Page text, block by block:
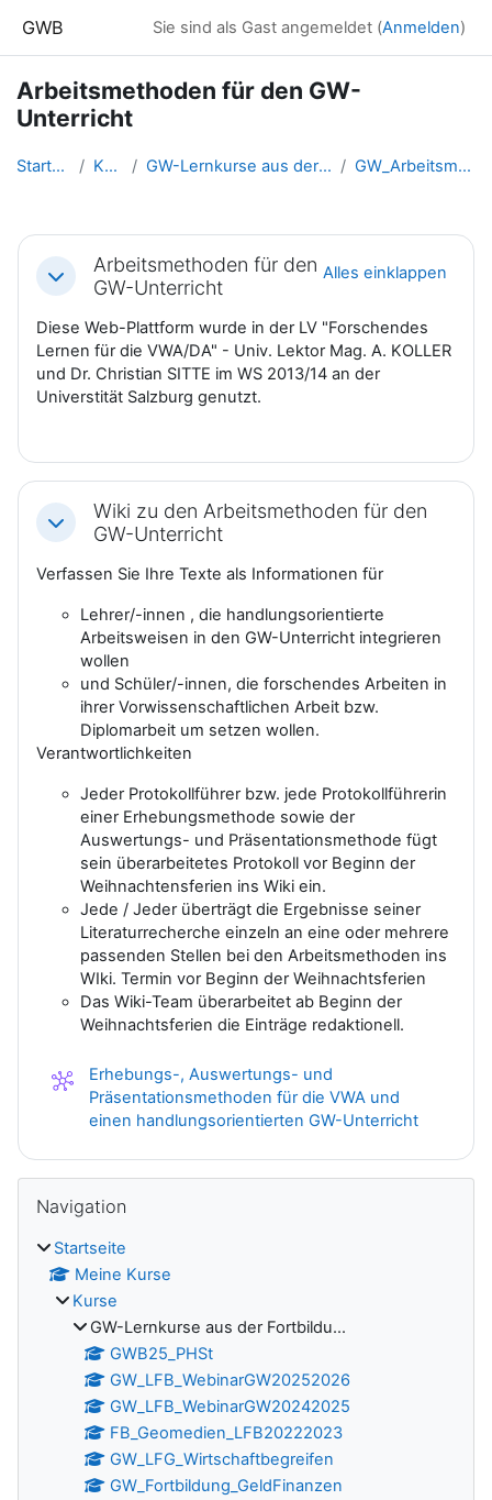
GWB Sie sind als Gast angemeldet (Anmelden)
Arbeitsmethoden für den GW-
Unterricht
Startseite Kurse GW-Lernkurse aus der Fortbildu... GW_Arbeitsmethoden
Abschnittsübersicht
Einklappen
Arbeitsmethoden für den
GW-Unterricht
Alles einklappen
Diese Web-Plattform wurde in der LV "Forschendes
Lernen für die VWA/DA" - Univ. Lektor Mag. A. KOLLER
und Dr. Christian SITTE im WS 2013/14 an der
Universtität Salzburg genutzt.
Einklappen
Wiki zu den Arbeitsmethoden für den
GW-Unterricht
Verfassen Sie Ihre Texte als Informationen für
Lehrer/-innen , die handlungsorientierte
Arbeitsweisen in den GW-Unterricht integrieren
wollen
und Schüler/-innen, die forschendes Arbeiten in
ihrer Vorwissenschaftlichen Arbeit bzw.
Diplomarbeit um setzen wollen.
Verantwortlichkeiten
Jeder Protokollführer bzw. jede Protokollführerin
einer Erhebungsmethode sowie der
Auswertungs- und Präsentationsmethode fügt
sein überarbeitetes Protokoll vor Beginn der
Weihnachtensferien ins Wiki ein.
Jede / Jeder überträgt die Ergebnisse seiner
Literaturrecherche einzeln an eine oder mehrere
passenden Stellen bei den Arbeitsmethoden ins
WIki. Termin vor Beginn der Weihnachtsferien
Das Wiki-Team überarbeitet ab Beginn der
Weihnachtsferien die Einträge redaktionell.
Erhebungs-, Auswertungs- und
Präsentationsmethoden für die VWA und
einen handlungsorientierten GW-UnterrichtWiki
Blöcke
Navigation
Startseite
Meine Kurse
Kurse
GW-Lernkurse aus der Fortbildu...
GWB25_PHSt
GW_LFB_WebinarGW20252026
GW_LFB_WebinarGW20242025
FB_Geomedien_LFB20222023
GW_LFG_Wirtschaftbegreifen
GW_Fortbildung_GeldFinanzen